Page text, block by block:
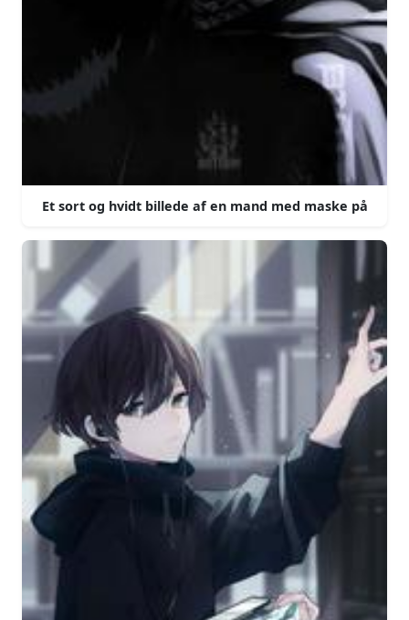
Et sort og hvidt billede af en mand med maske på